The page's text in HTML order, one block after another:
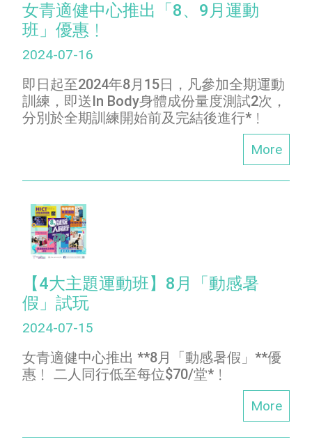
女青適健中心推出「8、9月運動
班」優惠﹗
2024-07-16
即日起至2024年8月15日，凡參加全期運動
訓練，即送In Body身體成份量度測試2次，
分別於全期訓練開始前及完結後進行*﹗
More
【4大主題運動班】8月「動感暑
假」試玩
2024-07-15
女青適健中心推出 **8月「動感暑假」**優
惠﹗ 二人同行低至每位$70/堂*﹗
More